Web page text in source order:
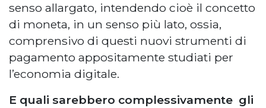
senso allargato, intendendo cioè il concetto
di moneta, in un senso più lato, ossia,
comprensivo di questi nuovi strumenti di
pagamento appositamente studiati per
l’economia digitale.
E quali sarebbero complessivamente gli